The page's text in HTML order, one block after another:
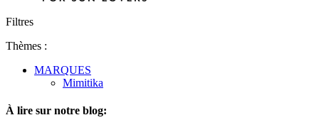
Filtres
Thèmes :
MARQUES
Mimitika
À lire sur notre blog: